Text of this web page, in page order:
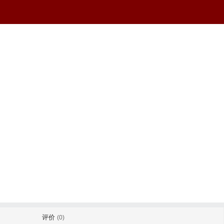
评价(0)